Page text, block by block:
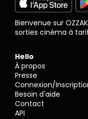
Bienvenue sur
sorties cinéma à
Hello
À propos
Presse
Connexion/
Besoin d'aide
Contact
API